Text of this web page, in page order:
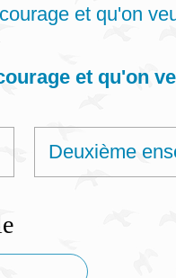
et qu'on